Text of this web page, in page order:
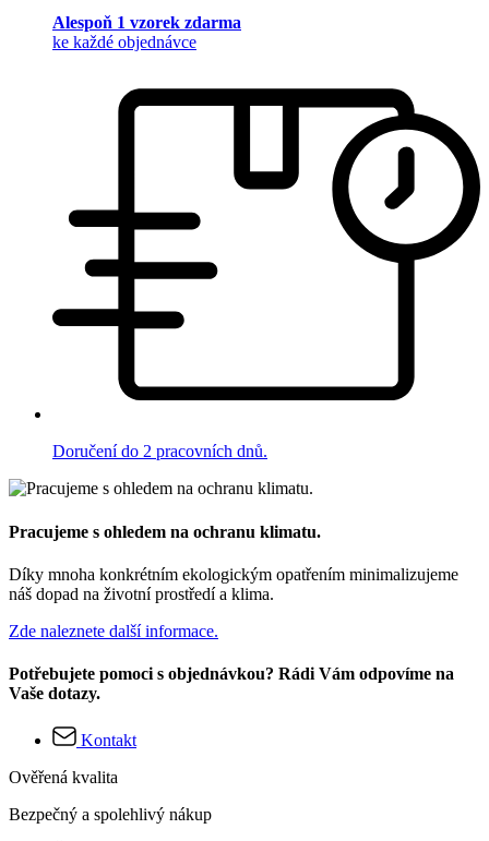
Alespoň 1 vzorek zdarma
ke každé objednávce
Doručení do 2 pracovních dnů.
Pracujeme s ohledem na ochranu klimatu.
Díky mnoha konkrétním ekologickým opatřením minimalizujeme
náš dopad na životní prostředí a klima.
Zde naleznete další informace.
Potřebujete pomoci s objednávkou? Rádi Vám odpovíme na
Vaše dotazy.
Kontakt
Ověřená kvalita
Bezpečný a spolehlivý nákup